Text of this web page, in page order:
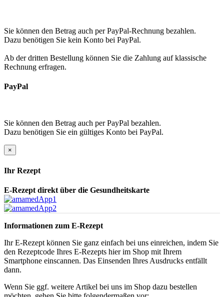
Sie können den Betrag auch per PayPal-Rechnung bezahlen.
Dazu benötigen Sie kein Konto bei PayPal.
Ab der dritten Bestellung können Sie die Zahlung auf klassische
Rechnung erfragen.
PayPal
Sie können den Betrag auch per PayPal bezahlen.
Dazu benötigen Sie ein gültiges Konto bei PayPal.
×
Ihr Rezept
E-Rezept direkt über die Gesundheitskarte
Informationen zum E-Rezept
Ihr E-Rezept können Sie ganz einfach bei uns einreichen, indem Sie
den Rezeptcode Ihres E-Rezepts hier im Shop mit Ihrem
Smartphone einscannen. Das Einsenden Ihres Ausdrucks entfällt
dann.
Wenn Sie ggf. weitere Artikel bei uns im Shop dazu bestellen